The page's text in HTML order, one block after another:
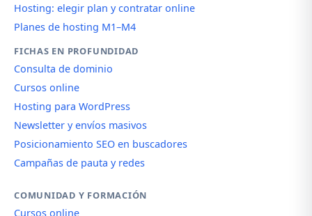
Hosting: elegir plan y contratar online
Planes de hosting M1–M4
FICHAS EN PROFUNDIDAD
Consulta de dominio
Cursos online
Hosting para WordPress
Newsletter y envíos masivos
Posicionamiento SEO en buscadores
Campañas de pauta y redes
COMUNIDAD Y FORMACIÓN
Cursos online